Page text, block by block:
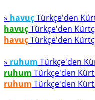
» havuçTürkçe'den
havuçTürkçe'den
havuçTürkçe'den
» ruhum Türkçe'den
ruhum Türkçe'den
ruhum Türkçe'den